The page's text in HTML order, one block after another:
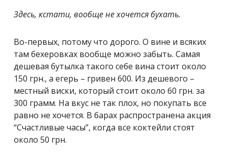
Здесь, кстати, вообще не хочется бухать.
Во-первых, потому что дорого. О вине и всяких
там бехеровках вообще можно забыть. Самая
дешевая бутылка такого себе вина стоит около
150 грн., а егерь – гривен 600. Из дешевого –
местный виски, который стоит около 60 грн. за
300 грамм. На вкус не так плох, но покупать все
равно не хочется. В барах распространена акция
“Счастливые часы”, когда все коктейли стоят
около 50 грн.